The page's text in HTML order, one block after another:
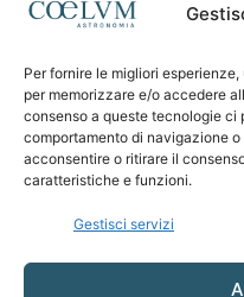
Per fornire le migliori
per memorizzare e/o accedere
consenso a queste tecnologie ci
comportamento di navigazione
acconsentire o ritirare il
caratteristiche e funzioni.
Gestisci servizi